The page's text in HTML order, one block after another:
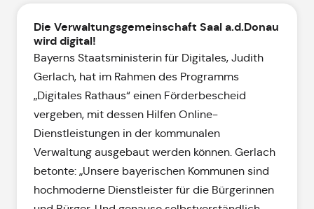
Die Verwaltungsgemeinschaft Saal a.d.Donau
wird digital!
Bayerns Staatsministerin für Digitales, Judith
Gerlach, hat im Rahmen des Programms
„Digitales Rathaus“ einen Förderbescheid
vergeben, mit dessen Hilfen Online-
Dienstleistungen in der kommunalen
Verwaltung ausgebaut werden können. Gerlach
betonte: „Unsere bayerischen Kommunen sind
hochmoderne Dienstleister für die Bürgerinnen